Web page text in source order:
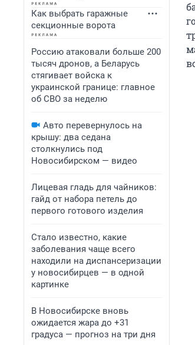
Как выбрать гаражные
секционные ворота
Россию атаковали больше 200
тысяч дронов, а Беларусь
стягивает войска к
украинской границе: главное
об СВО за неделю
Авто перевернулось на
крышу: два седана
столкнулись под
Новосибирском — видео
Лицевая гладь для чайников:
гайд от набора петель до
первого готового изделия
Стало известно, какие
заболевания чаще всего
находили на диспансеризации
у новосибирцев — в одной
картинке
В Новосибирске вновь
ожидается жара до +31
градуса — прогноз на три дня